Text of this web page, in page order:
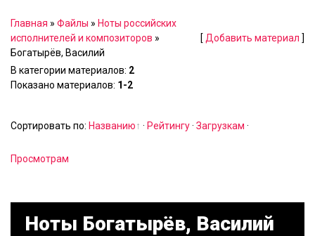
Главная » Файлы » Ноты российских
исполнителей и композиторов »
Богатырёв, Василий
[ Добавить материал ]
В категории материалов: 2
Показано материалов: 1-2
Сортировать по: Названию · Рейтингу· Загрузкам ·
Просмотрам
Ноты Богатырёв, Василий